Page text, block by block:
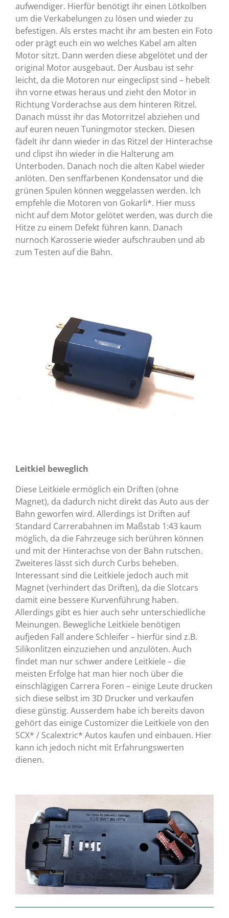
aufwendiger. Hierfür benötigt ihr einen Lötkolben
um die Verkabelungen zu lösen und wieder zu
befestigen. Als erstes macht ihr am besten ein Foto
oder prägt euch ein wo welches Kabel am alten
Motor sitzt. Dann werden diese abgelötet und der
original Motor ausgebaut. Der Ausbau ist sehr
leicht, da die Motoren nur eingeclipst sind – hebelt
ihn vorne etwas heraus und zieht den Motor in
Richtung Vorderachse aus dem hinteren Ritzel.
Danach müsst ihr das Motorritzel abziehen und
auf euren neuen Tuningmotor stecken. Diesen
fädelt ihr dann wieder in das Ritzel der Hinterachse
und clipst ihn wieder in die Halterung am
Unterboden. Danach noch die alten Kabel wieder
anlöten. Den senffarbenen Kondensator und die
grünen Spulen können weggelassen werden. Ich
empfehle die Motoren von Gokarli*. Hier muss
nicht auf dem Motor gelötet werden, was durch die
Hitze zu einem Defekt führen kann. Danach
nurnoch Karosserie wieder aufschrauben und ab
zum Testen auf die Bahn.
Leitkiel beweglich
Diese Leitkiele ermöglich ein Driften (ohne
Magnet), da dadurch nicht direkt das Auto aus der
Bahn geworfen wird. Allerdings ist Driften auf
Standard Carrerabahnen im Maßstab 1:43 kaum
möglich, da die Fahrzeuge sich berühren können
und mit der Hinterachse von der Bahn rutschen.
Zweiteres lässt sich durch Curbs beheben.
Interessant sind die Leitkiele jedoch auch mit
Magnet (verhindert das Driften), da die Slotcars
damit eine bessere Kurvenführung haben.
Allerdings gibt es hier auch sehr unterschiedliche
Meinungen. Bewegliche Leitkiele benötigen
aufjeden Fall andere Schleifer – hierfür sind z.B.
Silikonlitzen einzuziehen und anzulöten. Auch
findet man nur schwer andere Leitkiele – die
meisten Erfolge hat man hier noch über die
einschlägigen Carrera Foren – einige Leute drucken
sich diese selbst im 3D Drucker und verkaufen
diese günstig. Ausserdem habe ich bereits davon
gehört das einige Customizer die Leitkiele von den
SCX* / Scalextric* Autos kaufen und einbauen. Hier
kann ich jedoch nicht mit Erfahrungswerten
dienen.